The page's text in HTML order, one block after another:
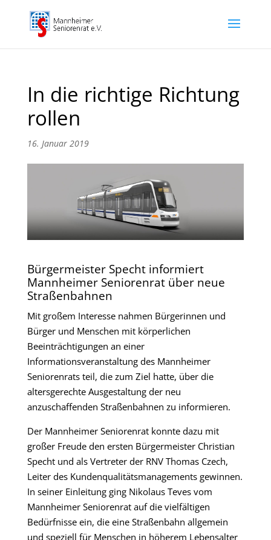
In die richtige Richtung
rollen
16. Januar 2019
Bürgermeister Specht informiert
Mannheimer Seniorenrat über neue
Straßenbahnen
Mit großem Interesse nahmen Bürgerinnen und
Bürger und Menschen mit körperlichen
Beeinträchtigungen an einer
Informationsveranstaltung des Mannheimer
Seniorenrats teil, die zum Ziel hatte, über die
altersgerechte Ausgestaltung der neu
anzuschaffenden Straßenbahnen zu informieren.
Der Mannheimer Seniorenrat konnte dazu mit
großer Freude den ersten Bürgermeister Christian
Specht und als Vertreter der RNV Thomas Czech,
Leiter des Kundenqualitätsmanagements gewinnen.
In seiner Einleitung ging Nikolaus Teves vom
Mannheimer Seniorenrat auf die vielfältigen
Bedürfnisse ein, die eine Straßenbahn allgemein
und speziell für Menschen in höherem Lebensalter